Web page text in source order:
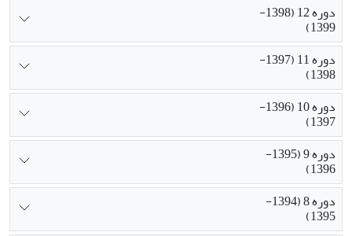
دوره 12 (1398-
1399)
دوره 11 (1397-
1398)
دوره 10 (1396-
1397)
دوره 9 (1395-
1396)
دوره 8 (1394-
1395)